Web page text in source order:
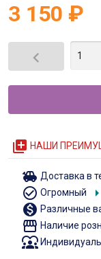
3 150 ₽

queue НАШИ
toys Доставка в
check_circle_outline Огромный arrow_right
monetization_on Различные
storefront Наличие
diversity_1